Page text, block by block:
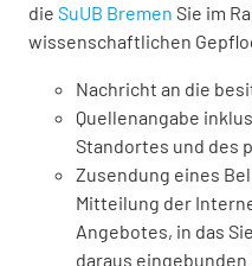
die SuUB Bremen Sie im
wissenschaftlichen
Nachricht an die
Quellenangabe
Standortes und des
Zusendung eines
Mitteilung der
Angebotes, in das
daraus eingebunden